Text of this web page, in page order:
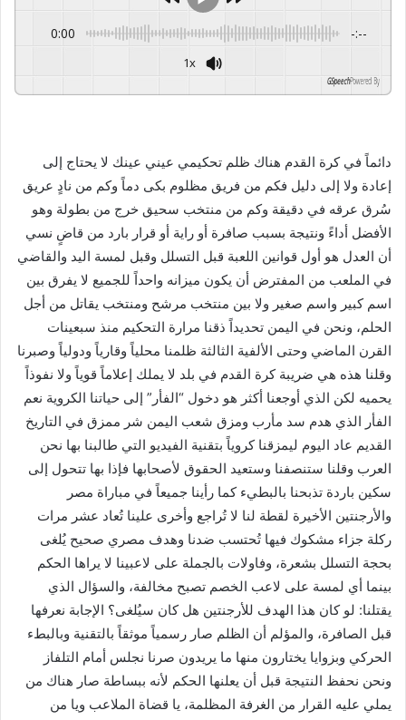
0:00 -:--
1x
Powered By
GSpeech
دائماً في كرة القدم هناك ظلم تحكيمي عيني عينك لا يحتاج إلى
إعادة ولا إلى دليل فكم من فريق مظلوم بكى دماً وكم من نادٍ عريق
سُرق عرقه في دقيقة وكم من منتخب سحيق خرج من بطولة وهو
الأفضل أداءً ونتيجة بسبب صافرة أو راية أو قرار بارد من قاضٍ نسي
أن العدل هو أول قوانين اللعبة قبل التسلل وقبل لمسة اليد والقاضي
في الملعب من المفترض أن يكون ميزانه واحداً للجميع لا يفرق بين
اسم كبير واسم صغير ولا بين منتخب مرشح ومنتخب يقاتل من أجل
الحلم، ونحن في اليمن تحديداً ذقنا مرارة التحكيم منذ سبعينات
القرن الماضي وحتى الألفية الثالثة ظلمنا محلياً وقارياً ودولياً وصبرنا
وقلنا هذه هي ضريبة كرة القدم في بلد لا يملك إعلاماً قوياً ولا نفوذاً
يحميه لكن الذي أوجعنا أكثر هو دخول “الفأر” إلى حياتنا الكروية نعم
الفأر الذي هدم سد مأرب ومزق شعب اليمن شر ممزق في التاريخ
القديم عاد اليوم ليمزقنا كروياً بتقنية الفيديو التي طالبنا بها نحن
العرب وقلنا ستنصفنا وستعيد الحقوق لأصحابها فإذا بها تتحول إلى
سكين باردة تذبحنا بالبطيء كما رأينا جميعاً في مباراة مصر
والأرجنتين الأخيرة لقطة لنا لا تُراجع وأخرى علينا تُعاد عشر مرات
ركلة جزاء مشكوك فيها تُحتسب ضدنا وهدف مصري صحيح يُلغى
بحجة التسلل بشعرة، وفاولات بالجملة على لاعبينا لا يراها الحكم
بينما أي لمسة على لاعب الخصم تصبح مخالفة، والسؤال الذي
يقتلنا: لو كان هذا الهدف للأرجنتين هل كان سيُلغى؟ الإجابة نعرفها
قبل الصافرة، والمؤلم أن الظلم صار رسمياً موثقاً بالتقنية وبالبطء
الحركي وبزوايا يختارون منها ما يريدون صرنا نجلس أمام التلفاز
ونحن نحفظ النتيجة قبل أن يعلنها الحكم لأنه ببساطة صار هناك من
يملي عليه القرار من الغرفة المظلمة، يا قضاة الملاعب ويا من